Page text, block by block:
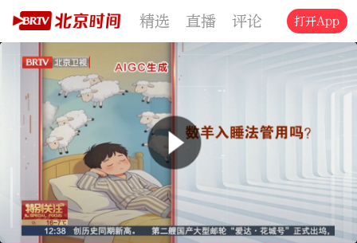
精选 直播 评论 交通 文旅
打开App